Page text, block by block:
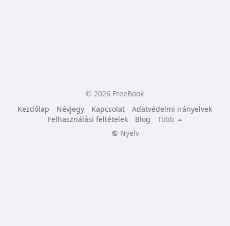
© 2026 FreeBook
Kezdőlap
Névjegy Kapcsolat
Adatvédelmi irányelvek
Felhasználási feltételek
Blog
Több
Nyelv